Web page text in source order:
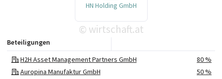
HN Holding GmbH
© wirtschaft.at
H2H Asset Management Partners GmbH
80 %
Auropina Manufaktur GmbH
50 %
Beteiligungen